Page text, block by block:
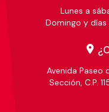
Lunes a
Domingo y días
Avenida Paseo
Sección, C.P.